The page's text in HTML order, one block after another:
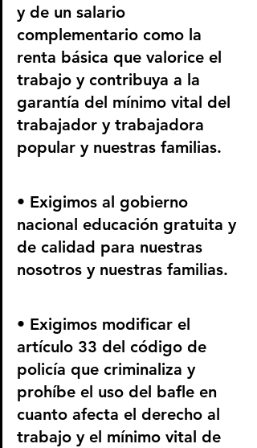
y de un salario
complementario como la
renta básica que valorice el
trabajo y contribuya a la
garantía del mínimo vital del
trabajador y trabajadora
popular y nuestras familias.
• Exigimos al gobierno
nacional educación gratuita y
de calidad para nuestras
nosotros y nuestras familias.
• Exigimos modificar el
artículo 33 del código de
policía que criminaliza y
prohíbe el uso del bafle en
cuanto afecta el derecho al
trabajo y el mínimo vital de